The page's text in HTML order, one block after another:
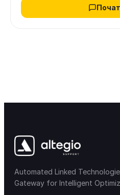
Automated Linked
Gateway for Intelligent